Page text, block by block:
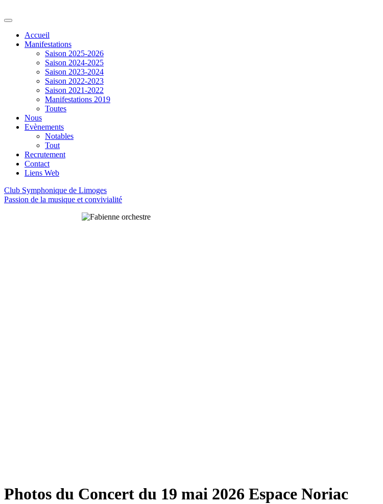
Accueil
Manifestations
Saison 2025-2026
Saison 2024-2025
Saison 2023-2024
Saison 2022-2023
Saison 2021-2022
Manifestations 2019
Toutes
Nous
Evènements
Notables
Tout
Recrutement
Contact
Liens Web
Club Symphonique de Limoges
Passion de la musique et convivialité
Photos du Concert du 19 mai 2026 Espace Noriac